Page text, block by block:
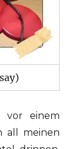
vor einem
all meinen